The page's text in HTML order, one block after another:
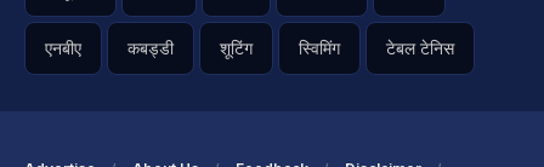
एनबीए कबड्डी शूटिंग स्विमिंग टेबल टेनिस